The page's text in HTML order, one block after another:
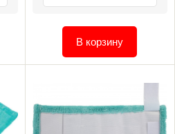
В корзину